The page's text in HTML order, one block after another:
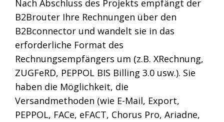
Nach Abschluss des Projekts empfängt der
B2Brouter Ihre Rechnungen über den
B2Bconnector und wandelt sie in das
erforderliche Format des
Rechnungsempfängers um (z.B. XRechnung,
ZUGFeRD, PEPPOL BIS Billing 3.0 usw.). Sie
haben die Möglichkeit, die
Versandmethoden (wie E-Mail, Export,
PEPPOL, FACe, eFACT, Chorus Pro, Ariadne,